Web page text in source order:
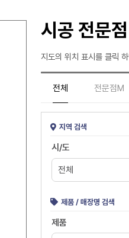
시공 전문점
지도의 위치 표시를 클릭
전체 전문점M
지역 검색
시/도
제품 / 매장명 검색
제품